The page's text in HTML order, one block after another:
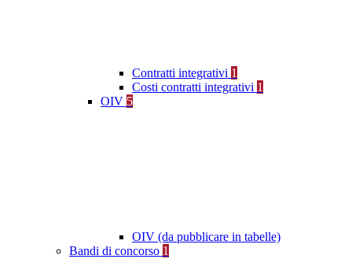
Contratti integrativi 1
Costi contratti integrativi 1
OIV 5
OIV (da pubblicare in tabelle)
Bandi di concorso 1